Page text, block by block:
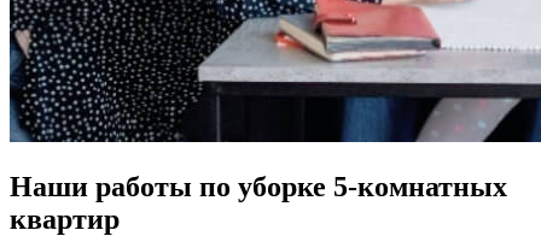
Наши работы по уборке 5-комнатных
квартир